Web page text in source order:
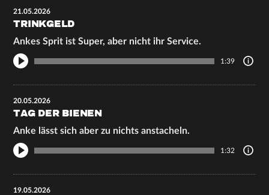
21.05.2026
TRINKGELD
Ankes Sprit ist Super, aber nicht ihr Service.
1:39
20.05.2026
TAG DER BIENEN
Anke lässt sich aber zu nichts anstacheln.
1:32
19.05.2026